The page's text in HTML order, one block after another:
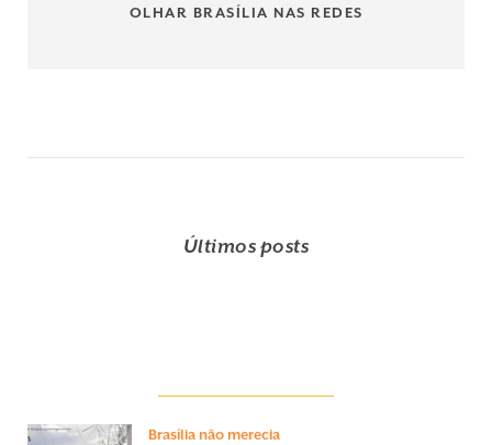
OLHAR BRASÍLIA NAS REDES
Últimos posts
Brasília não merecia